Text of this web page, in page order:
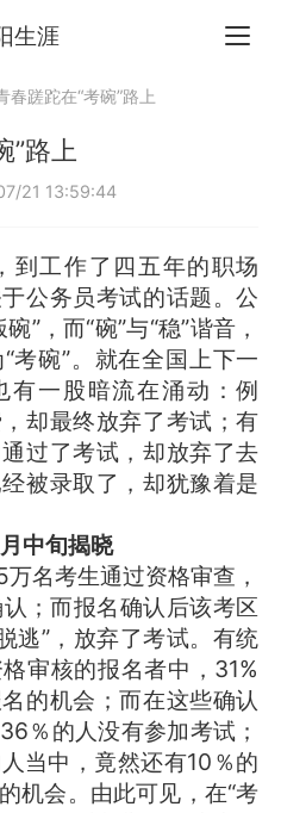
生涯
春蹉跎在“考碗”路上
”路上
21 13:59:44
到工作了四五年的职场
公务员考试的话题。公
”，而“碗”与“稳”谐音，
考碗”。就在全国上下一
有一股暗流在涌动：例
却最终放弃了考试；有
过了考试，却放弃了去
被录取了，却犹豫着是
中旬揭晓
名考生通过资格审查，
；而报名确认后该考区
逃”，放弃了考试。有统
审核的报名者中，31%
的机会；而在这些确认
％的人没有参加考试；
当中，竟然还有10％的
机会。由此可见，在“考